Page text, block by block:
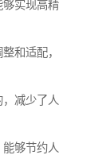
够实现高精
和适配，
，减少了人
能够节约人